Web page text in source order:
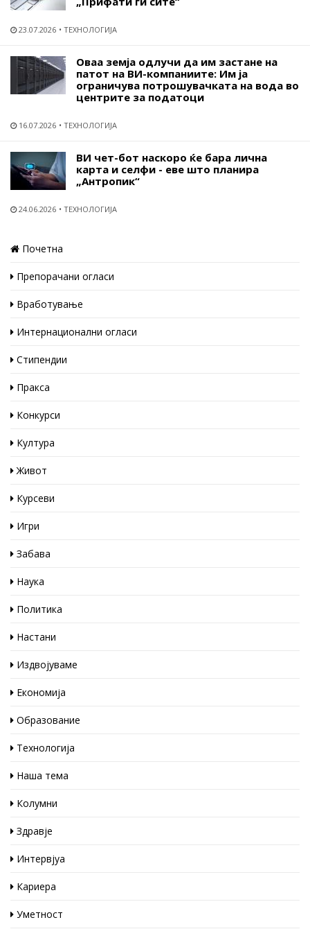
23.07.2026 ТЕХНОЛОГИЈА
Оваа земја одлучи да им застане на
патот на ВИ-компаниите: Им ја
ограничува потрошувачката на вода во
центрите за податоци
16.07.2026 ТЕХНОЛОГИЈА
ВИ чет-бот наскоро ќе бара лична
карта и селфи - еве што планира
„Антропик“
24.06.2026 ТЕХНОЛОГИЈА
Почетна
Препорачани огласи
Вработување
Интернационални огласи
Стипендии
Пракса
Конкурси
Култура
Живот
Курсеви
Игри
Забава
Наука
Политика
Настани
Издвојуваме
Економија
Образование
Технологија
Наша тема
Колумни
Здравје
Интервјуа
Кариера
Уметност